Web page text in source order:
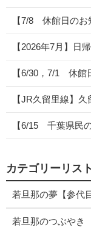
【7/8 休館日のお
【2026年7月】日
【6/30，7/1 休館
【JR久留里線】
【6/15 千葉県民
カテゴリーリスト
若旦那の夢【参代
若旦那のつぶやき